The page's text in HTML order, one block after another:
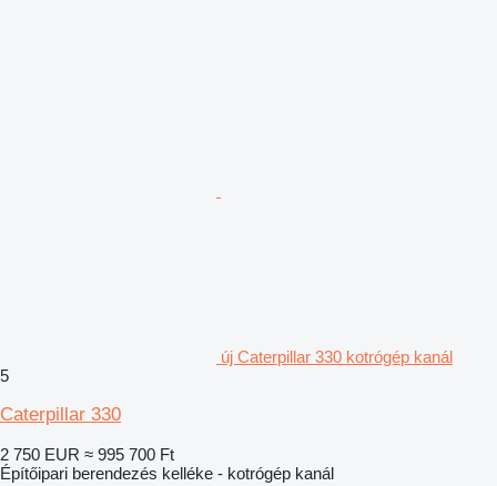
új Caterpillar 330 kotrógép kanál
5
Caterpillar 330
2 750 EUR ≈ 995 700 Ft
Építőipari berendezés kelléke - kotrógép kanál